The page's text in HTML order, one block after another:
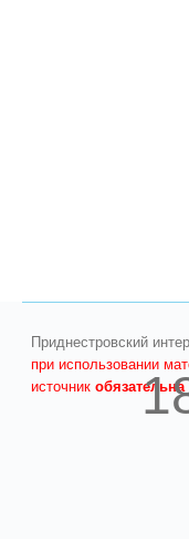
Приднестровский
при использовании
источникобязательна